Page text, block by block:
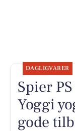
DAGLIGVARER
Spier
Yoggi
gode